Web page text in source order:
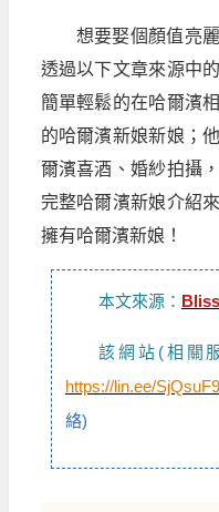
想要娶個顏值亮
透過以下文章來源中
簡單輕鬆的在哈爾濱
的哈爾濱新娘新娘；
爾濱喜酒、婚紗拍攝
完整哈爾濱新娘介紹
擁有哈爾濱新娘！
本文來源：
該網站(相關
https://lin.ee/SjQsuF9
絡)